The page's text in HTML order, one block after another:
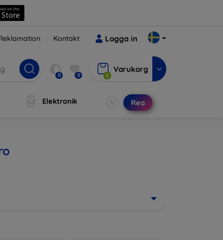
Kontakt Logga in
0 0 0
Varukorg
Elektronik Rea